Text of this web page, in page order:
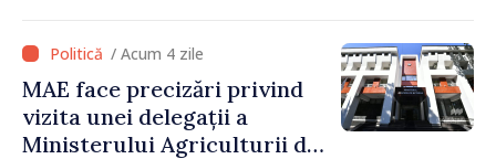
an să fie și mai bun”
/ Acum 4 zile
MAE face precizări privind
vizita unei delegații a
Ministerului Agriculturii din